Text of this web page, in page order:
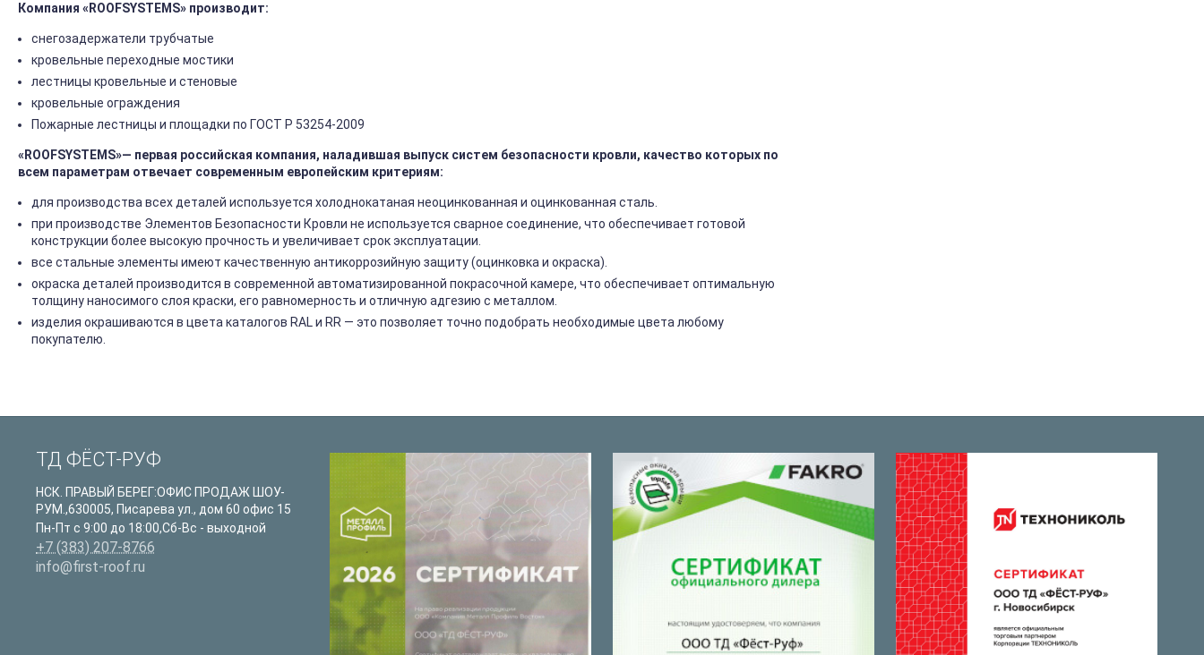
Компания «ROOFSYSTEMS» производит:
снегозадержатели трубчатые
кровельные переходные мостики
лестницы кровельные и стеновые
кровельные ограждения
Пожарные лестницы и площадки по ГОСТ Р 53254-2009
«ROOFSYSTEMS»— первая российская компания, наладившая выпуск систем безопасности кровли, качество которых по
всем параметрам отвечает современным европейским критериям:
для производства всех деталей используется холоднокатаная неоцинкованная и оцинкованная сталь.
при производстве Элементов Безопасности Кровли не используется сварное соединение, что обеспечивает готовой
конструкции более высокую прочность и увеличивает срок эксплуатации.
все стальные элементы имеют качественную антикоррозийную защиту (оцинковка и окраска).
окраска деталей производится в современной автоматизированной покрасочной камере, что обеспечивает оптимальную
толщину наносимого слоя краски, его равномерность и отличную адгезию с металлом.
изделия окрашиваются в цвета каталогов RAL и RR — это позволяет точно подобрать необходимые цвета любому
покупателю.
ТД ФЁСТ-РУФ
НСК. ПРАВЫЙ БЕРЕГ:ОФИС ПРОДАЖ ШОУ-
РУМ.,630005, Писарева ул., дом 60 офис 15
Пн-Пт с 9:00 до 18:00,Сб-Вс - выходной
+7 (383) 207-8766
info@first-roof.ru